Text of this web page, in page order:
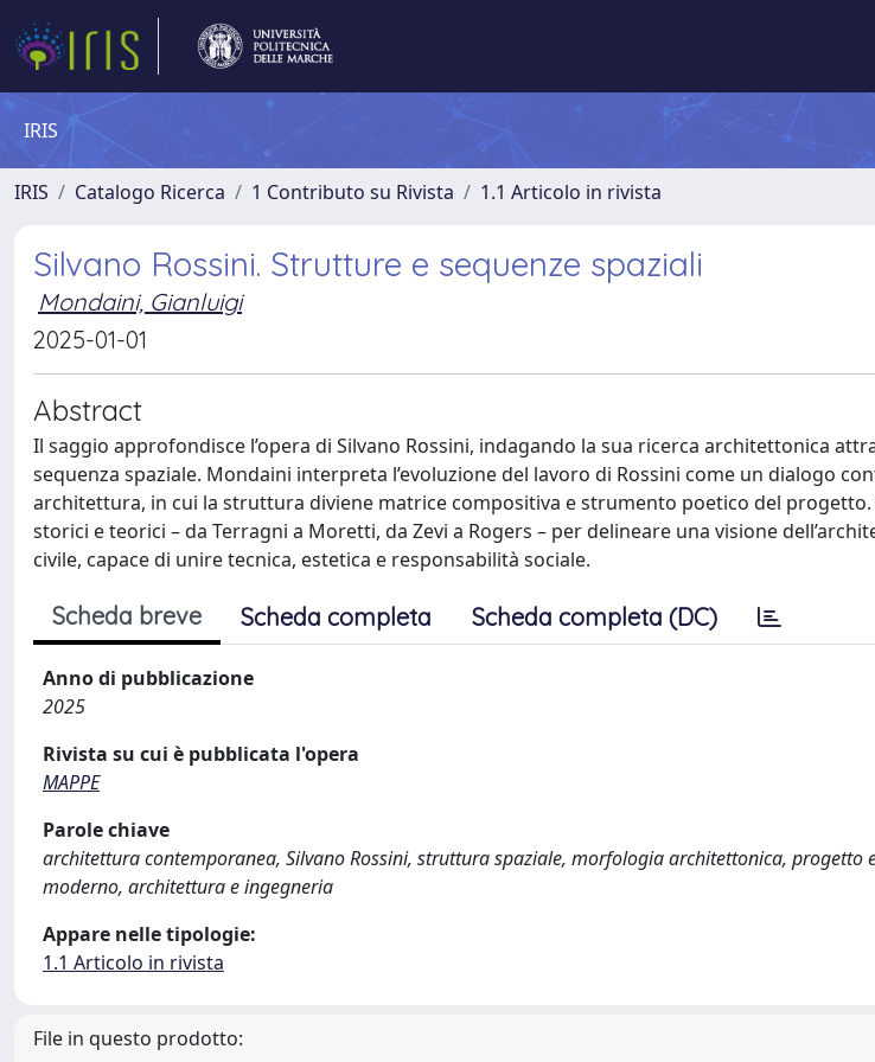
IRIS
IRIS Catalogo Ricerca 1 Contributo su Rivista 1.1 Articolo in rivista
Silvano Rossini. Strutture e sequenze spaziali
Mondaini, Gianluigi
2025-01-01
Abstract
Il saggio approfondisce l’opera di Silvano Rossini, indagando la sua ricerca architettonica
sequenza spaziale. Mondaini interpreta l’evoluzione del lavoro di Rossini come un dialogo
architettura, in cui la struttura diviene matrice compositiva e strumento poetico del
storici e teorici – da Terragni a Moretti, da Zevi a Rogers – per delineare una visione
civile, capace di unire tecnica, estetica e responsabilità sociale.
Scheda breve Scheda completa Scheda completa (DC)
Anno di pubblicazione
2025
Rivista su cui è pubblicata l'opera
MAPPE
Parole chiave
architettura contemporanea, Silvano Rossini, struttura spaziale, morfologia architettonica, progetto
moderno, architettura e ingegneria
Appare nelle tipologie:
1.1 Articolo in rivista
File in questo prodotto: